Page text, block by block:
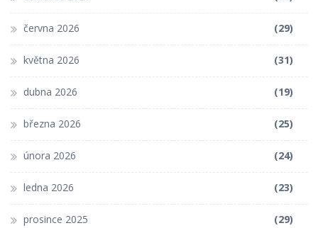
června 2026 (29)
května 2026 (31)
dubna 2026 (19)
března 2026 (25)
února 2026 (24)
ledna 2026 (23)
prosince 2025 (29)